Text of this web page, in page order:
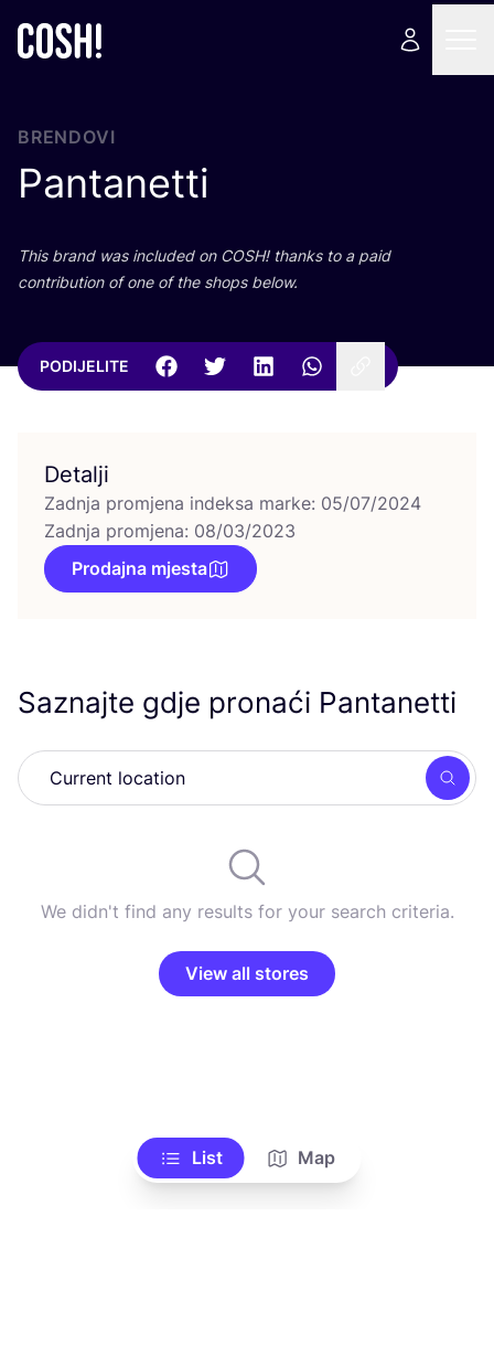
BRENDOVI
Pantanetti
This brand was inclu­ded on COSH! than­ks to a paid
con­tri­bu­ti­on of one of the shops below.
PODIJELITE
Detalji
Zadnja promjena indeksa marke: 05/07/2024
Zadnja promjena: 08/03/2023
Prodajna mjesta
Saznajte gdje pronaći Pantanetti
We didn't find any results for your search criteria.
View all stores
List Map